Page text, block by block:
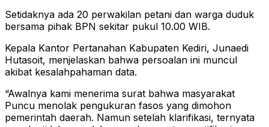
Setidaknya ada 20 perwakilan petani dan warga duduk
bersama pihak BPN sekitar pukul 10.00 WIB.
Kepala Kantor Pertanahan Kabupaten Kediri, Junaedi
Hutasoit, menjelaskan bahwa persoalan ini muncul
akibat kesalahpahaman data.
“Awalnya kami menerima surat bahwa masyarakat
Puncu menolak pengukuran fasos yang dimohon
pemerintah daerah. Namun setelah klarifikasi, ternyata